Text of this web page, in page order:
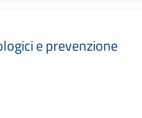
e prevenzione